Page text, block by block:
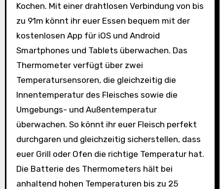
Kochen. Mit einer drahtlosen Verbindung von bis
zu 91m könnt ihr euer Essen bequem mit der
kostenlosen App für iOS und Android
Smartphones und Tablets überwachen. Das
Thermometer verfügt über zwei
Temperatursensoren, die gleichzeitig die
Innentemperatur des Fleisches sowie die
Umgebungs- und Außentemperatur
überwachen. So könnt ihr euer Fleisch perfekt
durchgaren und gleichzeitig sicherstellen, dass
euer Grill oder Ofen die richtige Temperatur hat.
Die Batterie des Thermometers hält bei
anhaltend hohen Temperaturen bis zu 25